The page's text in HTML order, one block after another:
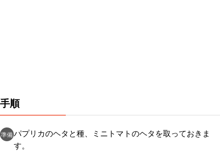
手順
準備パプリカのヘタと種、ミニトマトのヘタを取っておきま
す。